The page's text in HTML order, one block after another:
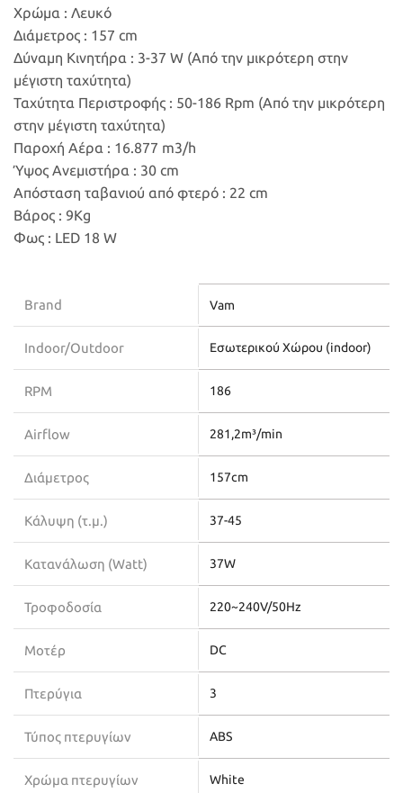
Χρώμα : Λευκό
Διάμετρος : 157 cm
Δύναμη Κινητήρα : 3-37 W (Από την μικρότερη στην
μέγιστη ταχύτητα)
Ταχύτητα Περιστροφής : 50-186 Rpm (Από την μικρότερη
στην μέγιστη ταχύτητα)
Παροχή Αέρα : 16.877 m3/h
Ύψος Ανεμιστήρα : 30 cm
Απόσταση ταβανιού από φτερό : 22 cm
Βάρος : 9Kg
Φως : LED 18 W
Brand Vam
Indoor/Outdoor Εσωτερικού Χώρου (indoor)
RPM 186
Airflow 281,2m³/min
Διάμετρος 157cm
Κάλυψη (τ.μ.) 37-45
Κατανάλωση (Watt) 37W
Τροφοδοσία 220~240V/50Hz
Μοτέρ DC
Πτερύγια 3
Τύπος πτερυγίων ABS
Χρώμα πτερυγίων White